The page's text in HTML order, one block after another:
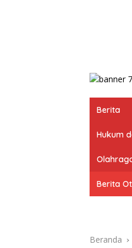
Berita
Hukum
Berita
Beranda